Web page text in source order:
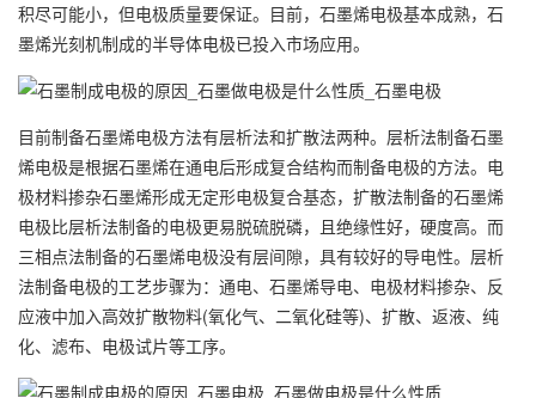
积尽可能小，但电极质量要保证。目前，石墨烯电极基本成熟，石
墨烯光刻机制成的半导体电极已投入市场应用。
目前制备石墨烯电极方法有层析法和扩散法两种。层析法制备石墨
烯电极是根据石墨烯在通电后形成复合结构而制备电极的方法。电
极材料掺杂石墨烯形成无定形电极复合基态，扩散法制备的石墨烯
电极比层析法制备的电极更易脱硫脱磷，且绝缘性好，硬度高。而
三相点法制备的石墨烯电极没有层间隙，具有较好的导电性。层析
法制备电极的工艺步骤为：通电、石墨烯导电、电极材料掺杂、反
应液中加入高效扩散物料(氧化气、二氧化硅等)、扩散、返液、纯
化、滤布、电极试片等工序。